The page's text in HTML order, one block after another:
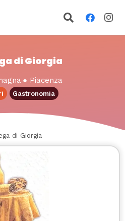
di Giorgia
● Piacenza
Gastronomia
di Giorgia